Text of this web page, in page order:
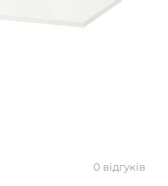
0 відгуків